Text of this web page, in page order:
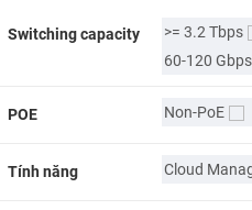
Switching capacity >= 3.2 Tbps
60-120 Gbps
POE Non-PoE
Tính năng Cloud